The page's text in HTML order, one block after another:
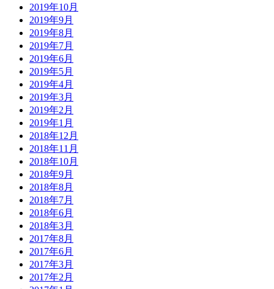
2019年10月
2019年9月
2019年8月
2019年7月
2019年6月
2019年5月
2019年4月
2019年3月
2019年2月
2019年1月
2018年12月
2018年11月
2018年10月
2018年9月
2018年8月
2018年7月
2018年6月
2018年3月
2017年8月
2017年6月
2017年3月
2017年2月